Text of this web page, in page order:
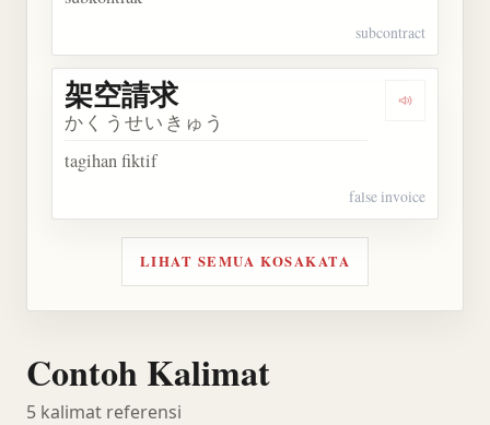
subcontract
Dengarkan
架空請求
かくうせいきゅう
tagihan fiktif
false invoice
LIHAT SEMUA KOSAKATA
Contoh Kalimat
5 kalimat referensi